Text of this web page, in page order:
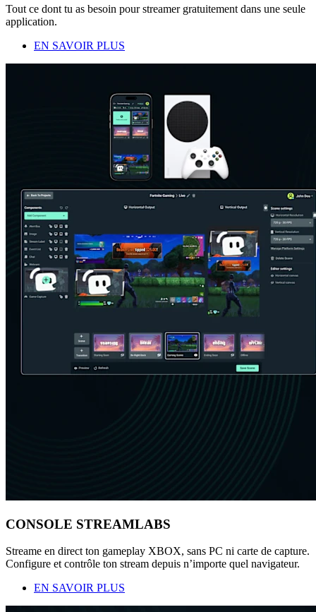
Tout ce dont tu as besoin pour streamer gratuitement dans une seule
application.
EN SAVOIR PLUS
CONSOLE STREAMLABS
Streame en direct ton gameplay XBOX, sans PC ni carte de capture.
Configure et contrôle ton stream depuis n’importe quel navigateur.
EN SAVOIR PLUS